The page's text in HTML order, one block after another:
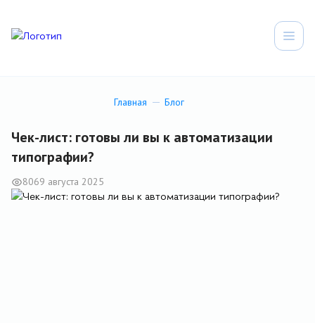
Главная Блог
Чек-лист: готовы ли вы к автоматизации
типографии?
8069 августа 2025